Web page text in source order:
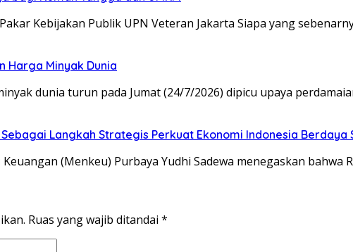
Kebijakan Publik UPN Veteran Jakarta Siapa yang
Harga Minyak Dunia
minyak dunia turun pada Jumat (24/7/2026) dipicu upaya
Sebagai Langkah Strategis Perkuat Ekonomi Indonesia Berdaya
Keuangan (Menkeu) Purbaya Yudhi Sadewa menegaskan
Ruas yang wajib ditandai *